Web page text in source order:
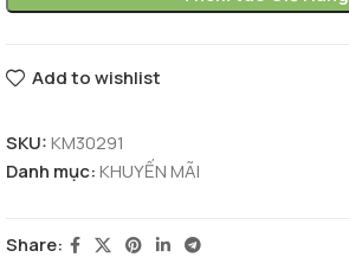
Add to wishlist
SKU:KM30291
Danh mục:KHUYẾN MÃI
Share: